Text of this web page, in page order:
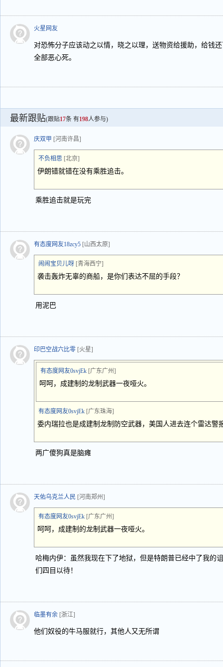
火星网友
对恐怖分子应该动之以情，晓之以理，送物资给援助，给钱
全部恶心死。
最新跟贴(跟贴17条 有198人参与)
庆双甲 [河南许昌]
不负相思 [北京]
伊朗错就错在没有乘胜追击。
乘胜追击就是玩完
有态度网友18zcy5 [山西太原]
闹闹宝贝儿呀 [青海西宁]
袭击轰炸无辜的商船，是你们表达不屈的手段？
用泥巴
印巴空战六比零 [火星]
有态度网友0svjEk [广东广州]
呵呵，成建制的龙制武器一夜哑火。
有态度网友0svjEk [广东珠海]
委内瑞拉也是成建制龙制防空武器，美国人进去连个雷达警
两广傻狗真是脑瘫
天佑乌克兰人民 [河南郑州]
有态度网友0svjEk [广东广州]
呵呵，成建制的龙制武器一夜哑火。
哈梅内伊：虽然我现在下了地狱，但是特朗普已经中了我的
们四目以待！
临墨有余 [浙江]
他们奴役的牛马服就行，其他人又无所谓